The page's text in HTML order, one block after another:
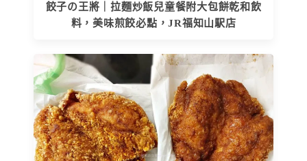
餃子の王將｜拉麵炒飯兒童餐附大包餅乾和飲
料，美味煎餃必點，JR福知山駅店